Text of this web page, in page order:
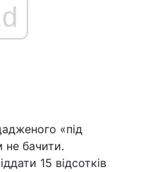
«під
бачити.
15 відсотків